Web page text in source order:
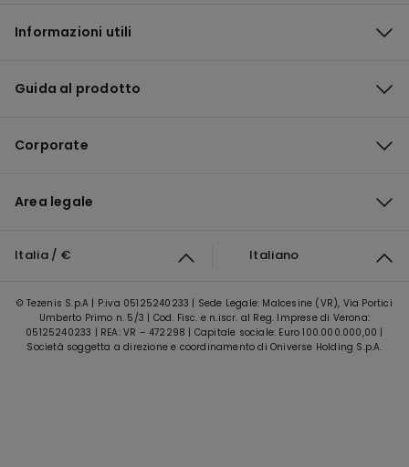
Informazioni utili
Guida al prodotto
Corporate
Area legale
Italia / € Italiano
© Tezenis S.p.A | P.iva 05125240233 | Sede Legale: Malcesine (VR), Via Portici
Umberto Primo n. 5/3 | Cod. Fisc. e n.iscr. al Reg. Imprese di Verona:
05125240233 | REA: VR – 472298 | Capitale sociale: Euro 100.000.000,00 |
Società soggetta a direzione e coordinamento di Oniverse Holding S.p.A.